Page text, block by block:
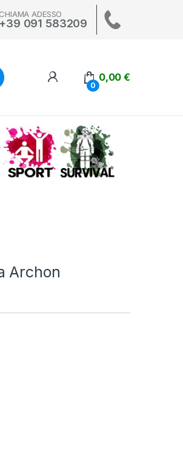
CHIAMA ADESSO
+39 091 583209
0
0,00€
SCIENCE ALTRI SPORT
Archon